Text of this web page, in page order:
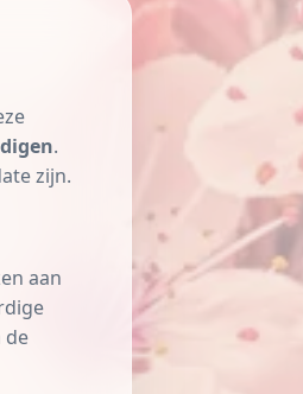
.
zijn.
aan
de